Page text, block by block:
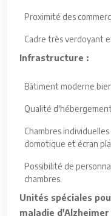
Proximité des
Cadre très verdoyant
Infrastructure :
Bâtiment moderne
Qualité
Chambres
domotique et écran
Possibilité de
chambres.
Unités spéciales
maladie d'Alzheimer